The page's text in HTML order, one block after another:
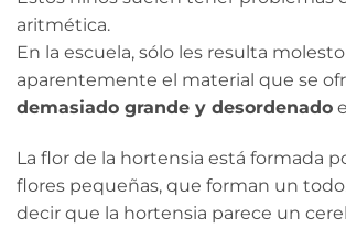
aritmética.
En la escuela, sólo les resulta
aparentemente el material que se
demasiado grande y desordenado
La flor de la hortensia está formada
flores pequeñas, que forman un
decir que la hortensia parece un